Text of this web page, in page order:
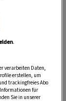
.
verarbeiten Daten,
erstellen, um
trackingfreies Abo
für
Sie in unserer